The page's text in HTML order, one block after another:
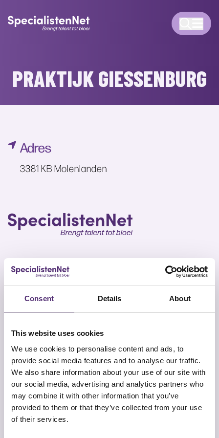
Consent Details About
This website uses cookies
We use cookies to personalise content and ads, to
provide social media features and to analyse our traffic.
We also share information about your use of our site with
our social media, advertising and analytics partners who
may combine it with other information that you’ve
provided to them or that they’ve collected from your use
of their services.
PRAKTIJK GIESSENBURG
Adres
3381 KB Molenlanden
SpecialistenNet biedt voor elk doel psychische hulp
en coaching. Met specialisten in heel Nederland en
tot bloei.
Snel naar
Onze aanpak
Contact
SpecialistenNet Psychologie